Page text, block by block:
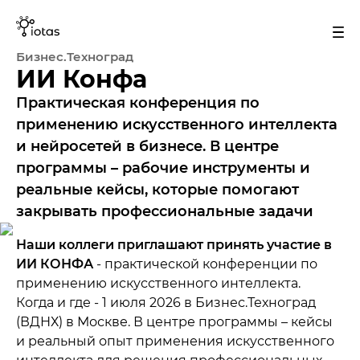
Бизнес.Техноград
ИИ Конфа
Практическая конференция по
применению искусственного интеллекта
и нейросетей в бизнесе. В центре
программы – рабочие инструменты и
реальные кейсы, которые помогают
закрывать профессиональные задачи
Наши коллеги приглашают принять участие в
ИИ КОНФА- практической конференции по
применению искусственного интеллекта.
Когда и где - 1 июля 2026 в Бизнес.Техноград
(ВДНХ) в Москве. В центре программы – кейсы
и реальный опыт применения искусственного